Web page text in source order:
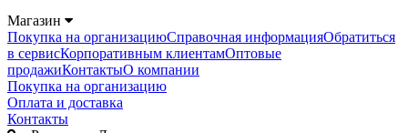
Магазин
Покупка на организациюСправочная информацияОбратиться
в сервисКорпоративным клиентамОптовые
продажиКонтактыО компании
Покупка на организацию
Оплата и доставка
Контакты